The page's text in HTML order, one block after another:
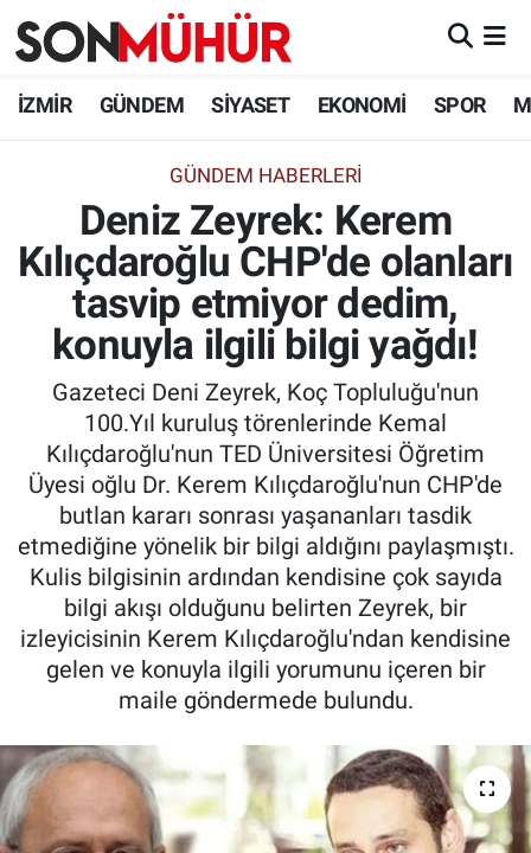
İZMİR GÜNDEM SİYASET EKONOMİ SPOR
GÜNDEM HABERLERI
Deniz Zeyrek: Kerem
Kılıçdaroğlu CHP'de olanları
tasvip etmiyor dedim,
konuyla ilgili bilgi yağdı!
Gazeteci Deni Zeyrek, Koç Topluluğu'nun
100.Yıl kuruluş törenlerinde Kemal
Kılıçdaroğlu'nun TED Üniversitesi Öğretim
Üyesi oğlu Dr. Kerem Kılıçdaroğlu'nun CHP'de
butlan kararı sonrası yaşananları tasdik
etmediğine yönelik bir bilgi aldığını paylaşmıştı.
Kulis bilgisinin ardından kendisine çok sayıda
bilgi akışı olduğunu belirten Zeyrek, bir
izleyicisinin Kerem Kılıçdaroğlu'ndan kendisine
gelen ve konuyla ilgili yorumunu içeren bir
maile göndermede bulundu.
İzmir Nöbetçi Eczaneler
İzmir Namaz Vakitleri
İzmir Trafik Yoğunluk Haritası
Süper Lig Puan Durumu ve Fikstür
Tüm Manşetler
Son Dakika Haberleri
Haber Arşivi